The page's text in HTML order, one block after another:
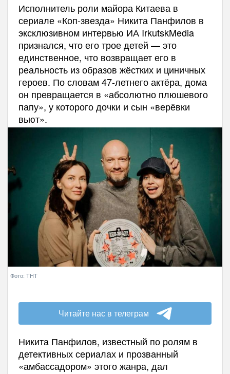
Исполнитель роли майора Китаева в
сериале «Коп-звезда» Никита Панфилов в
эксклюзивном интервью ИА IrkutskMedia
признался, что его трое детей — это
единственное, что возвращает его в
реальность из образов жёстких и циничных
героев. По словам 47-летнего актёра, дома
он превращается в «абсолютно плюшевого
папу», у которого дочки и сын «верёвки
вьют».
Фото: ТНТ
Читайте нас в телеграм
Никита Панфилов, известный по ролям в
детективных сериалах и прозванный
«амбассадором» этого жанра, дал